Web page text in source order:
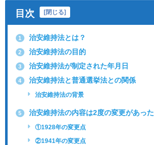
目次 閉じる
1 治安維持法とは？
2 治安維持法の目的
3 治安維持法が制定された年月日
4 治安維持法と普通選挙法との関係
治安維持法の背景
5 治安維持法の内容は2度の変更があった
①1928年の変更点
②1941年の変更点